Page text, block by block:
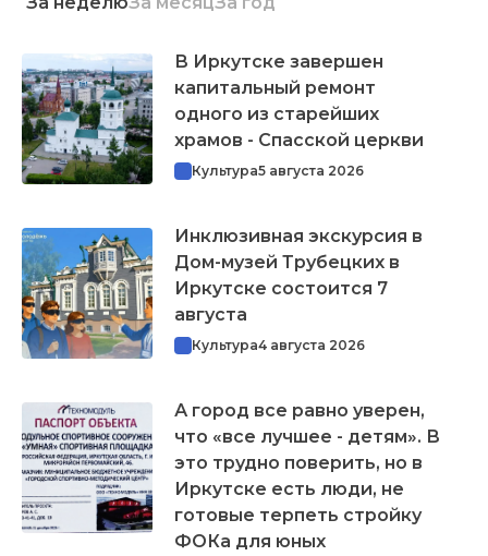
В Иркутске завершен
капитальный ремонт
одного из старейших
храмов - Спасской церкви
Культура5 августа 2026
Инклюзивная экскурсия в
Дом-музей Трубецких в
Иркутске состоится 7
августа
Культура4 августа 2026
А город все равно уверен,
что «все лучшее - детям». В
это трудно поверить, но в
Иркутске есть люди, не
готовые терпеть стройку
ФОКа для юных